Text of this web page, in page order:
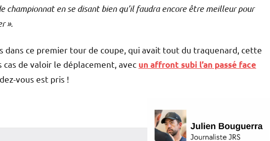
en se disant bien qu’il faudra encore être meilleur pour
».
dans ce premier tour de coupe, qui avait tout du traquenard, cette
de valoir le déplacement, avec un affront subi l’an passé face
vous est pris !